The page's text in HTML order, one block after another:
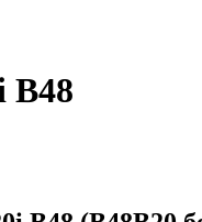
B48